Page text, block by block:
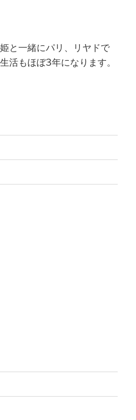
と一緒にパリ、リヤドで
活もほぼ3年になります。